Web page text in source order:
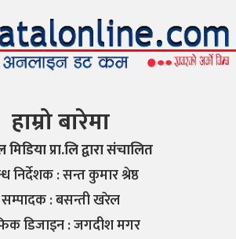
हाम्रो बारेमा
प्रा.लि द्वारा संचालित
निर्देशक : सन्त कुमार श्रेष्ठ
सम्पादक : बसन्ती खरेल
डिजाइन : जगदीश मगर